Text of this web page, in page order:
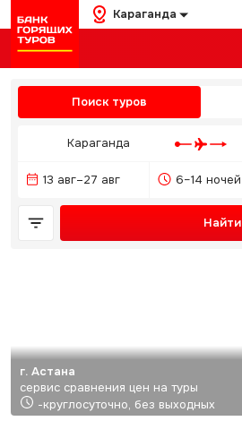
Караганда
Поиск туров
Караганда
13 авг–27 авг 6–14 ночей
Найти
г. Астана
сервис сравнения цен на туры
-круглосуточно, без выходных